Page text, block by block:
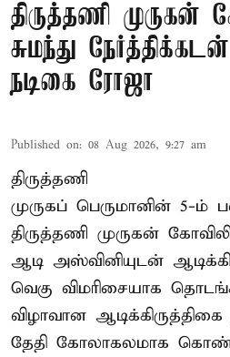
திருத்தணி முருகன்
சுமந்து
நடிகை ரோஜா
Published on: 08 Aug 2026, 9:27 am
திருத்தணி
முருகப் பெருமானின் 5-ம்
திருத்தணி முருகன்
ஆடி அஸ்வினியுடன்
வெகு விமரிசையாக
விழாவான ஆடிக்கிருத்திகை
தேதி கோலாகலமாக